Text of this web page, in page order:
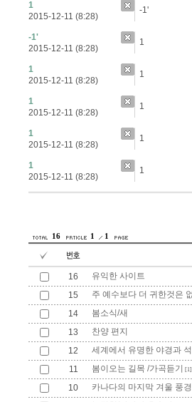
1
2015-12-11 (8:28)
-1'
-1'
2015-12-11 (8:28)
1
1
2015-12-11 (8:28)
1
1
2015-12-11 (8:28)
1
1
2015-12-11 (8:28)
1
1
2015-12-11 (8:28)
1
16 1 1
16
유익한 사이트
15
주 예수보다 더 귀한것은
14
봄소식/새
13
찬양 편지
12
세계에서 유명한 야경과
11 봄이오는 길목 /가곡듣기 [1]
10 카나다의 마지막 겨울 풍경